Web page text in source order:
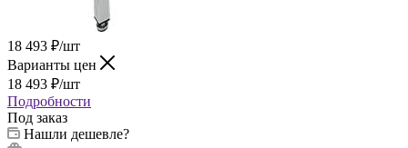
18 493 ₽/шт
Варианты цен
18 493 ₽/шт
Подробности
Под заказ
Нашли дешевле?